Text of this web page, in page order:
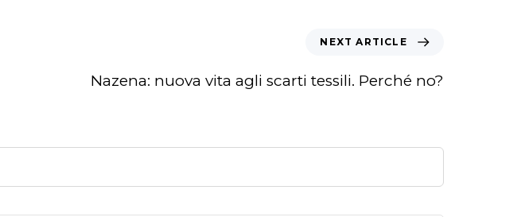
NEXT ARTICLE
Nazena: nuova vita agli scarti tessili. Perché no?